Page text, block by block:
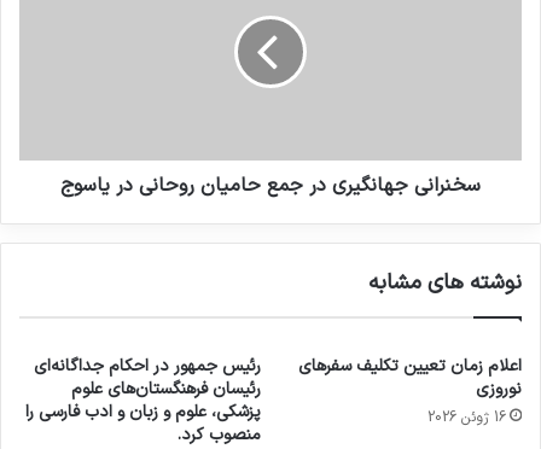
سخنرانی جهانگیری در جمع حامیان روحانی در یاسوج
نوشته های مشابه
اعلام زمان تعیین تکلیف سفرهای
نوروزی
16 ژوئن 2026
رئیس جمهور در احکام جداگانه‌ای
رئیسان فرهنگستان‌های علوم
پزشکی، علوم و زبان و ادب فارسی را
منصوب کرد.